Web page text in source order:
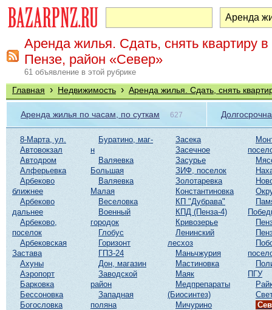
Аренда жилья. Сдать, снять квартиру в
Пензе, район «Север»
61 объявление в этой рубрике
Главная › Недвижимость › Аренда жилья. Сдать, снять
Аренда жилья по часам, по суткам 627
8-Марта, ул.
Автовокзал
Автодром
Алферьевка
Арбеково
ближнее
Арбеково
дальнее
Арбеково,
поселок
Арбековская
Застава
Ахуны
Аэропорт
Барковка
Бессоновка
Богословка
Буратино, маг-
н
Валяевка
Большая
Валяевка
Малая
Веселовка
Военный
городок
Глобус
Горизонт
ГПЗ-24
Дон, магазин
Заводской
район
Западная
поляна
Засека
Засечное
Засурье
ЗИФ, поселок
Золотаревка
Константиновка
КП "Дубрава"
КПД (Пенза-4)
Кривозерье
Ленинский
лесхоз
Маньчжурия
Мастиновка
Маяк
Медпрепараты
(Биосинтез)
Мичурино
ПГУ